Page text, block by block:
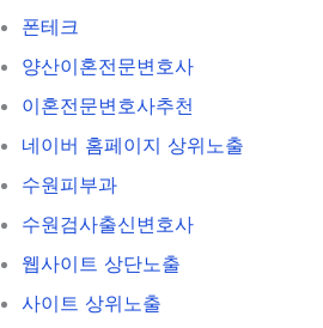
폰테크
양산이혼전문변호사
이혼전문변호사추천
네이버 홈페이지 상위노출
수원피부과
수원검사출신변호사
웹사이트 상단노출
사이트 상위노출